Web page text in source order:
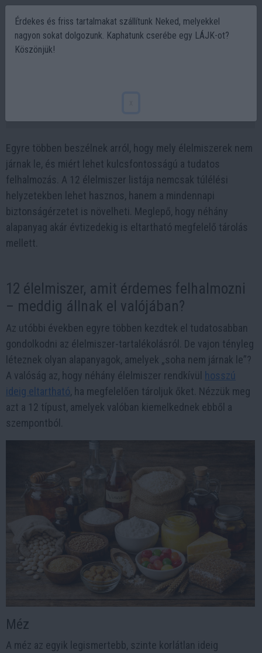
Egyre többen beszélnek arról, hogy mely élelmiszerek nem
járnak le, és miért lehet kulcsfontosságú a tudatos
felhalmozás. A 12 élelmiszer listája nemcsak túlélési
helyzetekben lehet hasznos, hanem a mindennapi
biztonságérzetet is növelheti. Meglepő, hogy néhány
alapanyag akár évtizedekig is eltartható megfelelő tárolás
mellett.
12 élelmiszer, amit érdemes felhalmozni
– meddig állnak el valójában?
Az utóbbi években egyre többen kezdtek el tudatosabban
gondolkodni az élelmiszer-tartalékolásról. De vajon tényleg
léteznek olyan alapanyagok, amelyek „soha nem járnak le”?
A valóság az, hogy néhány élelmiszer rendkívül
hosszú
ideig eltartható, ha megfelelően tároljuk őket. Nézzük meg
azt a 12 típust, amelyek valóban kiemelkednek ebből a
szempontból.
Méz
A méz az egyik legismertebb, szinte korlátlan ideig
Érdekes és friss tartalmakat szállítunk Neked, melyekkel
nagyon sokat dolgozunk. Kaphatunk cserébe egy LÁJK-ot?
Köszönjük!